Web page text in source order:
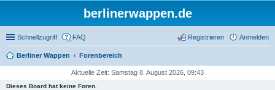
berlinerwappen.de
Schnellzugriff FAQ Anmelden
Registrieren
Berliner Wappen Forenbereich
Aktuelle Zeit: Samstag 8. August 2026, 09:43
Dieses Board hat keine Foren.